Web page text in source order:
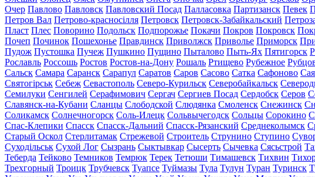
Очер Павлово Павловск Павловский Посад Палласовка Партизанск Певек
Петров Вал Петрово-красносілля Петровск Петровск-Забайкальский
Пласт Плес Поворино Подольск Подпорожье Покачи Покров Покровск
Почеп Починок Пошехонье Правдинск Приволжск Приволье Приморск
Пудож Пустошка Пучеж Пушкино Пущино Пыталово Пыть-Ях Пятигорск
Рославль Россошь Ростов Ростов-на-Дону Рошаль Ртищево Рубежное
Сальск Самара Саранск Сарапул Саратов Саров Сасово Сатка Сафоново
Святогірськ Себеж Севастополь Северо-Курильск Северобайкальск
Семилуки Сенгилей Серафимович Сергач Сергиев Посад Сердобск Серов
Славянск-на-Кубани Сланцы Слободской Слюдянка Смоленск Снежинск
Соликамск Солнечногорск Соль-Илецк Сольвычегодск Сольцы Сорокино
Спас-Клепики Спасск Спасск-Дальний Спасск-Рязанский Среднеколымск
Старый Оскол Стерлитамак Стрежевой Строитель Струнино Ступино
Суходільськ Сухой Лог Сызрань Сыктывкар Сысерть Сычевка Сясьстрой
Теберда Тейково Темников Темрюк Терек Тетюши Тимашевск Тихвин
Трехгорный Троицк Трубчевск Туапсе Туймазы Тула Тулун Туран Туринск